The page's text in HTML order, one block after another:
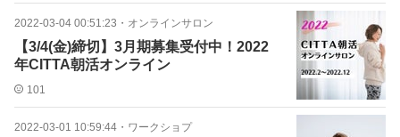
2022-03-04 00:51:23 ・ オンラインサロン
【3/4(金)締切】3月期募集受付中！2022
年CITTA朝活オンライン
101
2022-03-01 10:59:44 ・ ワークショプ